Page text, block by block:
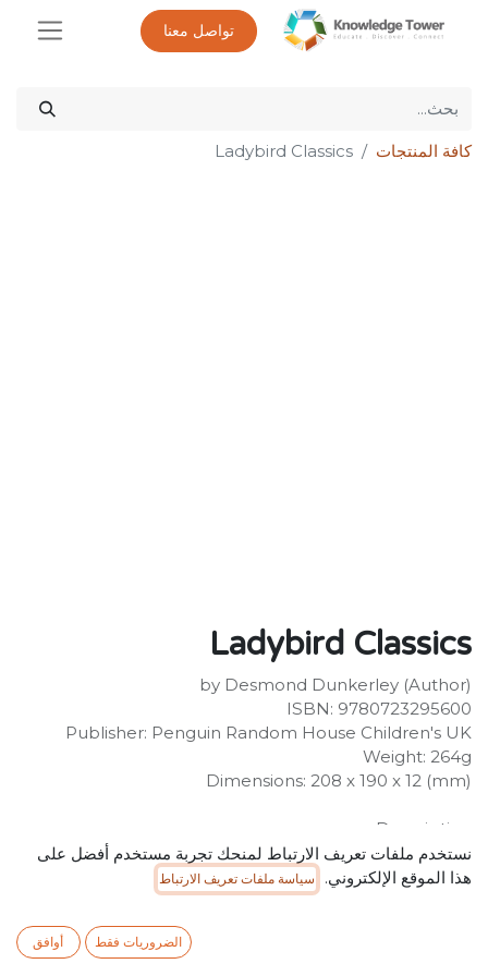
تواصل معنا
كافة المنتجات Ladybird Classics
Ladybird Classics
by Desmond Dunkerley (Author)
ISBN: 9780723295600
Publisher: Penguin Random House Children's UK
Weight: 264g
Dimensions: 208 x 190 x 12 (mm)
Description:
This Ladybird Classic is an abridged retelling of one of
the traditional tales of King Arthur. A perfect
introduction to the legend of how Arthur became
King, it is ideal for sharing with younger children, or for
newly confident readers to tackle alone. Beautiful new
نستخدم ملفات تعريف الارتباط لمنحك تجربة مستخدم أفضل على
هذا الموقع الإلكتروني.
سياسة ملفات تعريف الارتباط
الضروريات فقط أوافق